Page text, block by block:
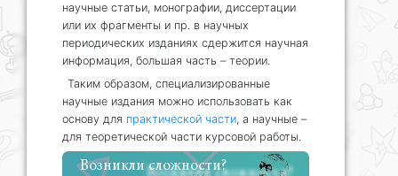
научные статьи, монографии, диссертации
или их фрагменты и пр. в научных
периодических изданиях сдержится научная
информация, большая часть – теории.
Таким образом, специализированные
научные издания можно использовать как
основу для практической части, а научные –
для теоретической части курсовой работы.
Возникли сложности?